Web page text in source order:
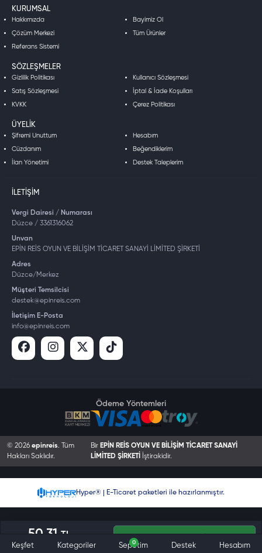
50.31TL
Keşfet Kategoriler 0
Sepetim Destek Hesabım
KURUMSAL
Hakkımızda Bayimiz Ol
Çözüm Merkezi Tüm Ürünler
Referans Sistemi
SÖZLEŞMELER
Gizlilik Politikası Kullanıcı Sözleşmesi
Satış Sözleşmesi İptal & İade Koşulları
KVKK Çerez Politikası
ÜYELIK
Şifremi Unuttum Hesabım
Cüzdanım Beğendiklerim
İlan Yönetimi Destek Taleplerim
İLETIŞIM
Vergi Dairesi / Numarası
Düzce / 3361316062
Unvan
EPİN REİS OYUN VE BİLİŞİM TİCARET SANAYİ LİMİTED ŞİRKETİ
Adres
Düzce/Merkez
Müşteri Temsilcisi
destek@epinreis.com
İletişim E-Posta
info@epinreis.com
Ödeme Yöntemleri
© 2026 epinreis. Tüm
Hakları Saklıdır.
Bir EPİN REİS OYUN VE BİLİŞİM TİCARET SANAYİ
LİMİTED ŞİRKETİ
İştirakidir.
Hyper® | E-Ticaret paketleri ile hazırlanmıştır.